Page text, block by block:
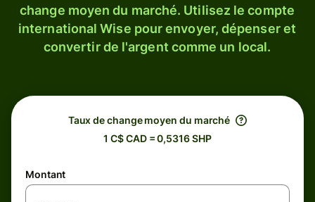
change moyen du marché. Utilisez le compte
international Wise pour envoyer, dépenser et
convertir de l'argent comme un local.
Taux de change moyen du marché
1 C$ CAD = 0,5316 SHP
Montant